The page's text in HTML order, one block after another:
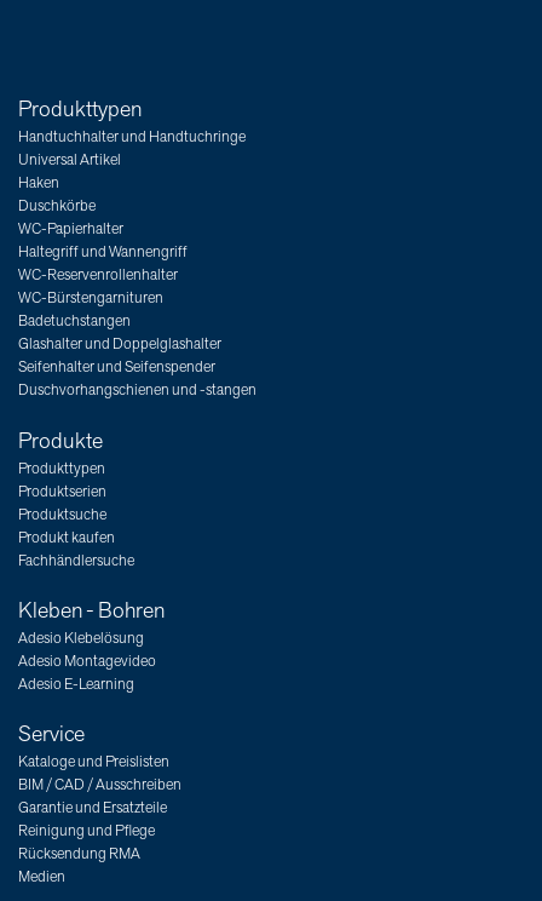
Produkttypen
Handtuchhalter und Handtuchringe
Universal Artikel
Haken
Duschkörbe
WC-Papierhalter
Haltegriff und Wannengriff
WC-Reservenrollenhalter
WC-Bürstengarnituren
Badetuchstangen
Glashalter und Doppelglashalter
Seifenhalter und Seifenspender
Duschvorhangschienen und -stangen
Produkte
Produkttypen
Produktserien
Produktsuche
Produkt kaufen
Fachhändlersuche
Kleben - Bohren
Adesio Klebelösung
Adesio Montagevideo
Adesio E-Learning
Service
Kataloge und Preislisten
BIM / CAD / Ausschreiben
Garantie und Ersatzteile
Reinigung und Pflege
Rücksendung RMA
Medien